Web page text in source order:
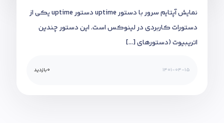
نمایش آپتایم سرور با دستور uptime دستور uptime یکی از
دستورات کاربردی در لینوکس است. این دستور چندین
اتریبیوت (دستورهای […]
1401-04-15
0بازدید